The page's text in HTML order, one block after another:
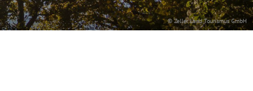
© Zeller Land Tourismus GmbH